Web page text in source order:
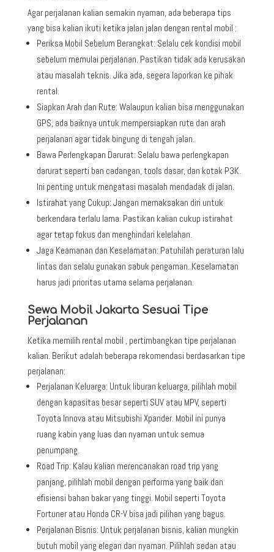
Agar perjalanan kalian semakin nyaman, ada beberapa tips
yang bisa kalian ikuti ketika jalan jalan dengan rental mobil :
Periksa Mobil Sebelum Berangkat: Selalu cek kondisi mobil
sebelum memulai perjalanan. Pastikan tidak ada kerusakan
atau masalah teknis. Jika ada, segera laporkan ke pihak
rental.
Siapkan Arah dan Rute: Walaupun kalian bisa menggunakan
GPS, ada baiknya untuk mempersiapkan rute dan arah
perjalanan agar tidak bingung di tengah jalan.
Bawa Perlengkapan Darurat: Selalu bawa perlengkapan
darurat seperti ban cadangan, tools dasar, dan kotak P3K.
Ini penting untuk mengatasi masalah mendadak di jalan.
Istirahat yang Cukup: Jangan memaksakan diri untuk
berkendara terlalu lama. Pastikan kalian cukup istirahat
agar tetap fokus dan menghindari kelelahan.
Jaga Keamanan dan Keselamatan: Patuhilah peraturan lalu
lintas dan selalu gunakan sabuk pengaman. Keselamatan
harus jadi prioritas utama selama perjalanan.
Sewa Mobil Jakarta Sesuai Tipe
Perjalanan
Ketika memilih rental mobil , pertimbangkan tipe perjalanan
kalian. Berikut adalah beberapa rekomendasi berdasarkan tipe
perjalanan:
Perjalanan Keluarga: Untuk liburan keluarga, pilihlah mobil
dengan kapasitas besar seperti SUV atau MPV, seperti
Toyota Innova atau Mitsubishi Xpander. Mobil ini punya
ruang kabin yang luas dan nyaman untuk semua
penumpang.
Road Trip: Kalau kalian merencanakan road trip yang
panjang, pilihlah mobil dengan performa yang baik dan
efisiensi bahan bakar yang tinggi. Mobil seperti Toyota
Fortuner atau Honda CR-V bisa jadi pilihan yang bagus.
Perjalanan Bisnis: Untuk perjalanan bisnis, kalian mungkin
butuh mobil yang elegan dan nyaman. Pilihlah sedan atau